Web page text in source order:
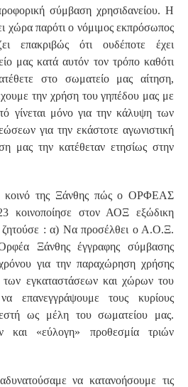
σύμβαση χρησιδανείου. Η
χώρα παρότι ο νόμιμος εκπρόσωπος
επακριβώς ότι ουδέποτε έχει
μας κατά αυτόν τον τρόπο καθότι
στο σωματείο μας αίτηση,
την χρήση του γηπέδου μας με
γίνεται μόνο για την κάλυψη των
για την εκάστοτε αγωνιστική
μας την κατέθεταν ετησίως στην
κοινό της Ξάνθης πώς ο ΟΡΦΕΑΣ
κοινοποίησε στον ΑΟΞ εξώδικη
: α) Να προσέλθει ο Α.Ο.Ξ.
Ξάνθης έγγραφης σύμβασης
για την παραχώρηση χρήσης
εγκαταστάσεων και χώρων του
επανεγγράψουμε τους κυρίους
ως μέλη του σωματείου μας.
και «εύλογη» προθεσμία τριών
να κατανοήσουμε τις